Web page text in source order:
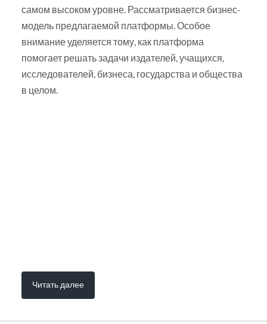
самом высоком уровне. Рассматривается бизнес-
модель предлагаемой платформы. Особое
внимание уделяется тому, как платформа
помогает решать задачи издателей, учащихся,
исследователей, бизнеса, государства и общества
в целом.
Читать далее